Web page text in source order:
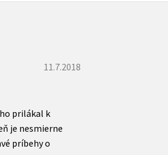
11.7.2018
prilákal k
je nesmierne
príbehy o